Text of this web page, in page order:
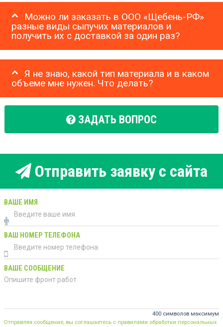
Можно ли заказать в ООО «Щебень-РФ»
разные виды сыпучих материалов и
получить их с доставкой за один раз?
Я не знаю, какой тип материала и в каком
объеме мне нужен. Что делать?
ЗАДАТЬ ВОПРОС
Отправить заявку с сайта
ВАШЕ ИМЯ
ВАШ НОМЕР ТЕЛЕФОНА
ВАШЕ СООБЩЕНИЕ
400 символов максимум
Отправляя сообщение, вы соглашаетесь с правилами обработки персональных